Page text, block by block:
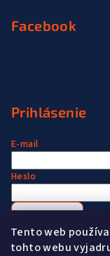
Tento web
tohto webu
Facebook
Prihlásenie
E-mail
Heslo
Nová registrácia